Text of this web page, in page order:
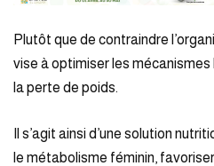
Plutôt que de contraindre
vise à optimiser les
la perte de poids.
Il s’agit ainsi d’une solution
le métabolisme féminin,